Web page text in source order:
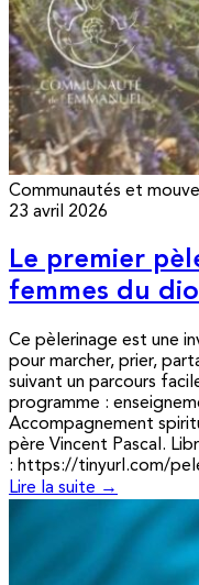
Communautés et
23 avril 2026
Le premier
femmes du
Ce pèlerinage est une
pour marcher, prier,
suivant un parcours
programme :
Accompagnement
père Vincent Pascal.
: https://tinyurl.com/
Lire la suite →